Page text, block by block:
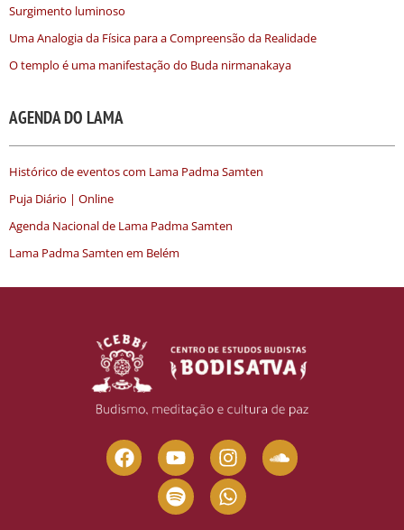
Surgimento luminoso
Uma Analogia da Física para a Compreensão da Realidade
O templo é uma manifestação do Buda nirmanakaya
AGENDA DO LAMA
Histórico de eventos com Lama Padma Samten
Puja Diário | Online
Agenda Nacional de Lama Padma Samten
Lama Padma Samten em Belém